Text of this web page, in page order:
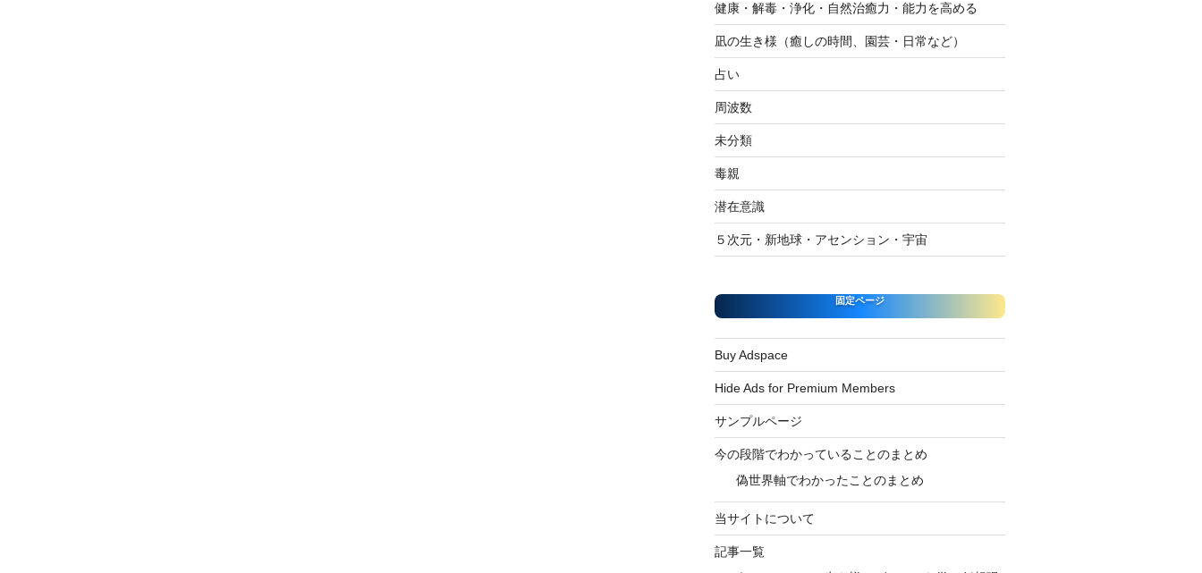
健康・解毒・浄化・自然治癒力・能力を高める
凪の生き様（癒しの時間、園芸・日常など）
占い
周波数
未分類
毒親
潜在意識
５次元・新地球・アセンション・宇宙
固定ページ
Buy Adspace
Hide Ads for Premium Members
サンプルページ
今の段階でわかっていることのまとめ
偽世界軸でわかったことのまとめ
当サイトについて
記事一覧